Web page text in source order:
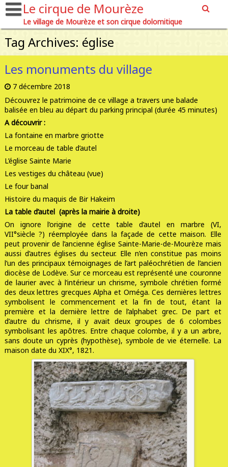
Le cirque de Mourèze
Le village de Mourèze et son cirque dolomitique
Tag Archives: église
Les monuments du village
7 décembre 2018
Découvrez le patrimoine de ce village a travers une balade
balisée en bleu au départ du parking principal (durée 45 minutes)
A découvrir :
La fontaine en marbre griotte
Le morceau de table d’autel
L’église Sainte Marie
Les vestiges du château (vue)
Le four banal
Histoire du maquis de Bir Hakeim
La table d’autel (après la mairie à droite)
On ignore l’origine de cette table d’autel en marbre (VI,
VII°siècle ?) réemployée dans la façade de cette maison. Elle
peut provenir de l’ancienne église Sainte-Marie-de-Mourèze mais
aussi d’autres églises du secteur. Elle n’en constitue pas moins
l’un des principaux témoignages de l’art paléochrétien de l’ancien
diocèse de Lodève. Sur ce morceau est représenté une couronne
de laurier avec à l’intérieur un chrisme, symbole chrétien formé
des deux lettres grecques Alpha et Oméga. Ces dernières lettres
symbolisent le commencement et la fin de tout, étant la
première et la dernière lettre de l’alphabet grec. De part et
d’autre du chrisme, il y avait deux groupes de 6 colombes
symbolisant les apôtres. Entre chaque colombe, il y a un arbre,
sans doute un cyprès (hypothèse), symbole de vie éternelle. La
maison date du XIX°, 1821.